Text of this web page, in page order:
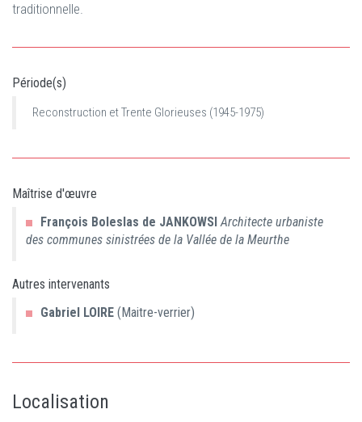
traditionnelle.
Période(s)
Reconstruction et Trente Glorieuses (1945-1975)
Maîtrise d'œuvre
François Boleslas de JANKOWSI Architecte urbaniste
des communes sinistrées de la Vallée de la Meurthe
Autres intervenants
Gabriel
LOIRE (Maitre-verrier)
Localisation